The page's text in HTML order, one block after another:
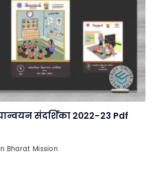
संदर्शिका 2022-23 Pdf
Bharat Mission